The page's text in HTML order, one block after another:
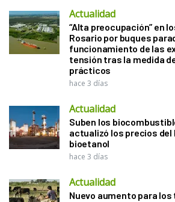
Actualidad
“Alta preocupación” en
Rosario por buques
funcionamiento de las
tensión tras la medida
prácticos
hace 3 días
Actualidad
Suben los
actualizó los precios del
bioetanol
hace 3 días
Actualidad
Nuevo aumento para